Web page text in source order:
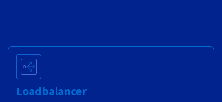
Loadbalancer